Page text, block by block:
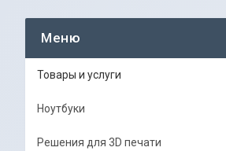
Товары и услуги
Ноутбуки
Решения для 3D печати